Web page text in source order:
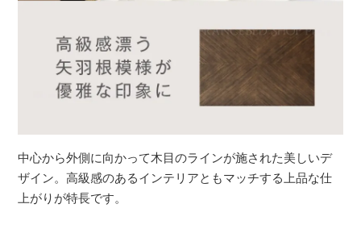
中心から外側に向かって木目のラインが施された美しいデ
ザイン。高級感のあるインテリアともマッチする上品な仕
上がりが特長です。